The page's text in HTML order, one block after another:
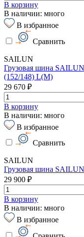
В корзину
В наличии: много
В избранное
Сравнить
SAILUN
Грузовая шина
(152/148) L(M)
29 670 ₽
В корзину
В наличии: много
В избранное
Сравнить
SAILUN
Грузовая шина
29 900 ₽
В корзину
В наличии: много
В избранное